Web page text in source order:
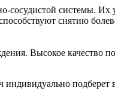
сосудистой системы. Их
снятию
Высокое качество
подберет